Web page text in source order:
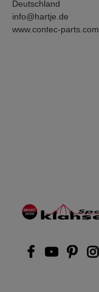
Deutschland
info@hartje.de
www.contec-parts.com